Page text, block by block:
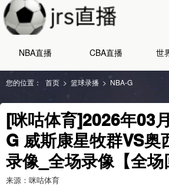
NBA直播 CBA直播 世
您的位置： 首页 > 篮球录播 > NBA-G
[咪咕体育]2026年03
G 威斯康星牧群VS奥
录像_全场录像【全场
来源：咪咕体育